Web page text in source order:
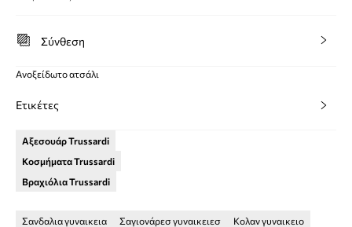
Σύνθεση
Ανοξείδωτο ατσάλι
Ετικέτες
Αξεσουάρ Trussardi
Κοσμήματα Trussardi
Βραχιόλια Trussardi
Σανδαλια γυναικεια Σαγιονάρεσ γυναικειεσ
Κολαν γυναικειο